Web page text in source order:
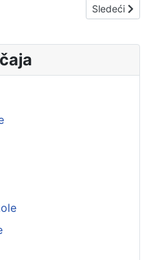
su postigli najbolji uspjeh i
Sledeći članak:
Sledeći